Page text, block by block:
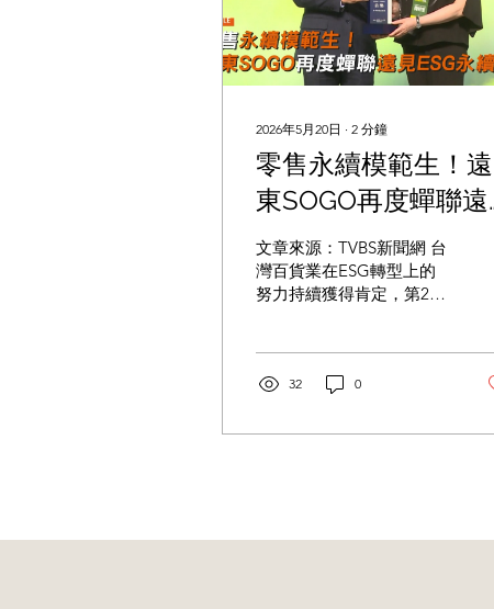
2026年5月20日 ∙ 2 分鐘
零售永續模範生！遠
東SOGO再度蟬聯遠
見ESG永續大獎
文章來源：TVBS新聞網 台
灣百貨業在ESG轉型上的
努力持續獲得肯定，第22
內外永續獎項已突破250
長黃晴雯強調，實踐永續
產生正面助益。 黃晴雯在
32 0